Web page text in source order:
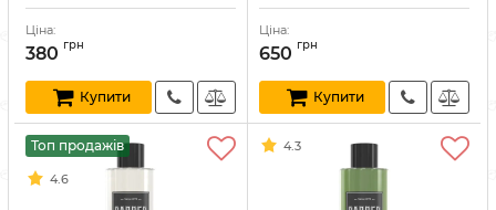
Артикул:
Ціна:
380 грн
Купити
Артикул:
Ціна:
650 грн
Купити
Топ продажів
4.6
4.3